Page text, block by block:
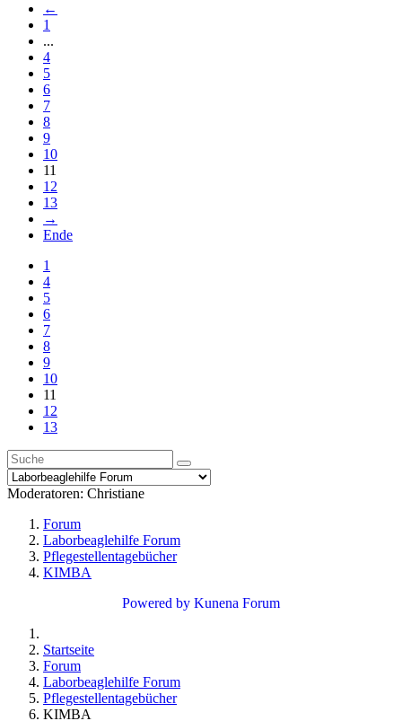
←
1
...
4
5
6
7
8
9
10
11
12
13
→
Ende
1
4
5
6
7
8
9
10
11
12
13
Moderatoren: Christiane
Forum
Laborbeaglehilfe Forum
Pflegestellentagebücher
KIMBA
Powered by Kunena Forum
Startseite
Forum
Laborbeaglehilfe Forum
Pflegestellentagebücher
KIMBA